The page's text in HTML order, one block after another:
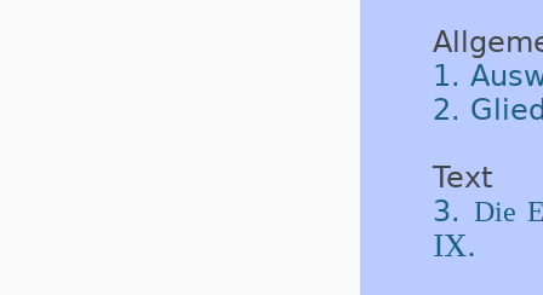
1.
2.
Text
3. Die
IX.